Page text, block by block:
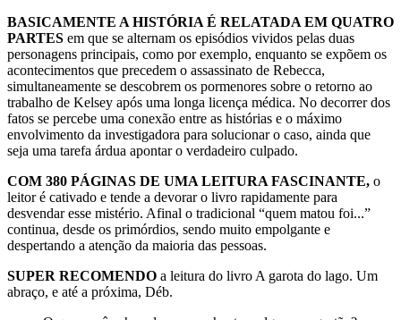
BASICAMENTE A HISTÓRIA É RELATADA EM QUATRO
PARTES em que se alternam os episódios vividos pelas duas
personagens principais, como por exemplo, enquanto se expõem os
acontecimentos que precedem o assassinato de Rebecca,
simultaneamente se descobrem os pormenores sobre o retorno ao
trabalho de Kelsey após uma longa licença médica. No decorrer dos
fatos se percebe uma conexão entre as histórias e o máximo
envolvimento da investigadora para solucionar o caso, ainda que
seja uma tarefa árdua apontar o verdadeiro culpado.
COM 380 PÁGINAS DE UMA LEITURA FASCINANTE, o
leitor é cativado e tende a devorar o livro rapidamente para
desvendar esse mistério. Afinal o tradicional “quem matou foi...”
continua, desde os primórdios, sendo muito empolgante e
despertando a atenção da maioria das pessoas.
SUPER RECOMENDO a leitura do livro A garota do lago. Um
abraço, e até a próxima, Déb.